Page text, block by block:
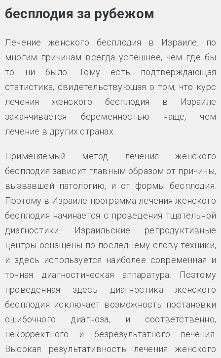
бесплодия за рубежом
Лечение женского бесплодия в Израиле, по
многим причинам всегда успешнее, чем где бы
то ни было. Тому есть подтверждающая
статистика, свидетельствующая о том, что курс
лечения женского бесплодия в Израиле
заканчивается беременностью чаще, чем
лечение в других странах.
Применяемый метод лечения женского
бесплодия зависит главным образом от причины,
вызвавшей патологию, и от формы бесплодия.
Поэтому в Израиле программа лечения женского
бесплодия начинается с проведения тщательной
диагностики. Израильские репродуктивные
центры оснащены по последнему слову техники,
и здесь используется наиболее современная и
точная диагностическая аппаратура. Поэтому
проведенная здесь диагностика женского
бесплодия исключает возможность постановки
ошибочного диагноза, и соответственно,
некорректного и безрезультатного лечения.
Высокая результативность лечения женского